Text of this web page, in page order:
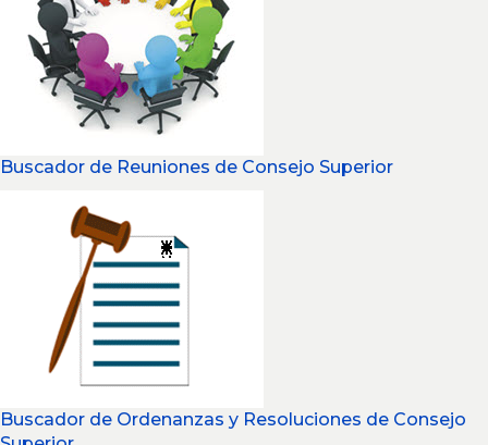
Buscador de Reuniones de Consejo Superior
Buscador de Ordenanzas y Resoluciones de Consejo